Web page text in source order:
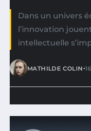
Dans un univers
l’innovation
intellectuelle
MATHILDE COLIN•